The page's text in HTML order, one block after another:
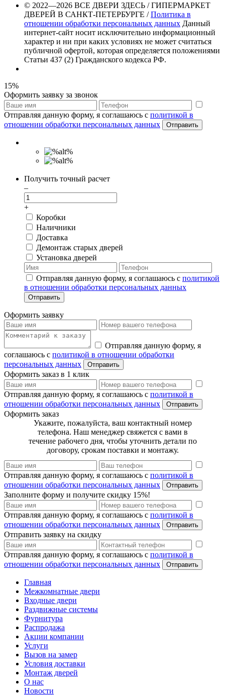
© 2022—2026 ВСЕ ДВЕРИ ЗДЕСЬ / ГИПЕРМАРКЕТ
ДВЕРЕЙ В САНКТ-ПЕТЕРБУРГЕ /Политика в
отношении обработки персональных данных Данный
интернет-сайт носит исключительно информационный
характер и ни при каких условиях не может считаться
публичной офертой, которая определяется положениями
Статьи 437 (2) Гражданского кодекса РФ.
15%
Оформить заявку за звонок
Отправляя данную форму, я соглашаюсь с политикой в
отношении обработки персональных данных
Отправить
Получить точный расчет
–
+
Коробки
Наличники
Доставка
Демонтаж старых дверей
Установка дверей
Отправляя данную форму, я соглашаюсь с политикой
в отношении обработки персональных данных
Отправить
Оформить заявку
Отправляя данную форму, я
соглашаюсь с политикой в отношении обработки
персональных данных
Отправить
Оформить заказ в 1 клик
Отправляя данную форму, я соглашаюсь с политикой в
отношении обработки персональных данных
Отправить
Оформить заказ
Укажите, пожалуйста, ваш контактный номер
телефона. Наш менеджер свяжется с вами в
течение рабочего дня, чтобы уточнить детали по
договору, срокам поставки и монтажу.
Отправляя данную форму, я соглашаюсь с политикой в
отношении обработки персональных данных
Отправить
Заполните форму и получите скидку 15%!
Отправляя данную форму, я соглашаюсь с политикой в
отношении обработки персональных данных
Отправить
Отправить заявку на скидку
Отправляя данную форму, я соглашаюсь с политикой в
отношении обработки персональных данных
Отправить
Главная
Межкомнатные двери
Входные двери
Раздвижные системы
Фурнитура
Распродажа
Акции компании
Услуги
Вызов на замер
Условия доставки
Монтаж дверей
О нас
Новости